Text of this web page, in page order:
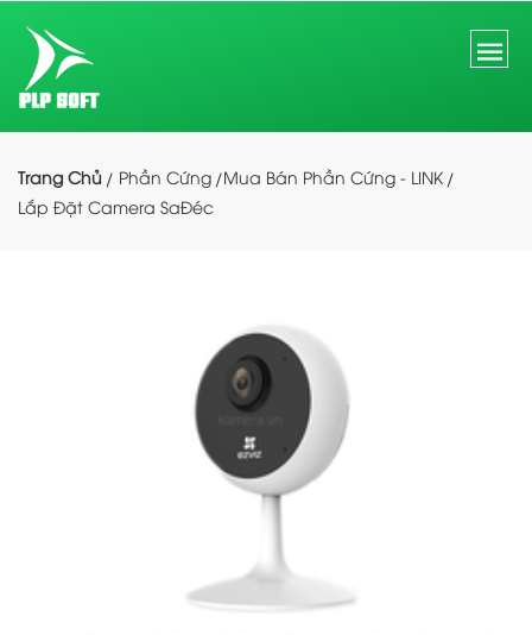
Trang Chủ Phần Cứng Mua Bán Phần Cứng - LINK
Lắp Đặt Camera SaĐéc